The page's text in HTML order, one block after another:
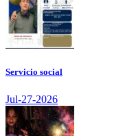
Servicio social
Jul-27-2026